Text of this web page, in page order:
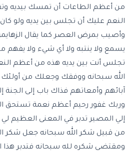
من أعظم الطاعات أن تمسك بيديه
النعم عليك أن تجلس بين يديه ولو
وأصيب بمرض العصر كما يقال الزهايمر
يسمع ولا ينتبه ولا أي شيء ولا يفهم
تجلس أنت بين يديه هذه من أعظم
الله سبحانه ووفقك وجعلك من أولئك
آبائهم وأمعاتهم فذاك باب إلى الجنة
وربك غفور رحيم أعظم نعمة تستحق
إلي المصير تدبر في المعنى العظيم
من قبيل شكر الله سبحانه جعل شكر
ومقتضى شكره لله سبحانه فتدبر هذا